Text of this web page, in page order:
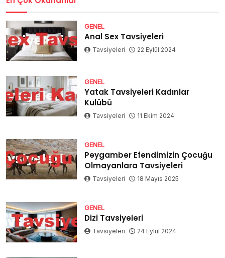
GENEL
Anal Sex Tavsiyeleri
Tavsiyeleri 22 Eylül 2024
GENEL
Yatak Tavsiyeleri Kadınlar
Kulübü
Tavsiyeleri 11 Ekim 2024
GENEL
Peygamber Efendimizin Çocuğu
Olmayanlara Tavsiyeleri
Tavsiyeleri 18 Mayıs 2025
GENEL
Dizi Tavsiyeleri
Tavsiyeleri 24 Eylül 2024